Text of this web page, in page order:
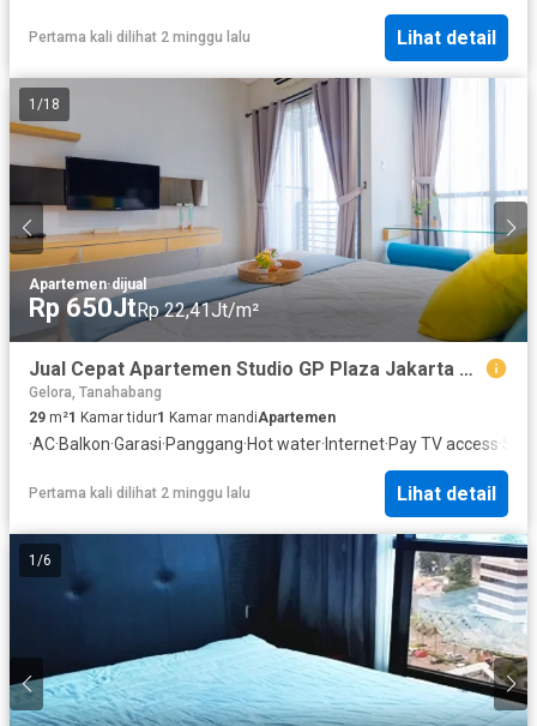
Pertama kali dilihat 2 minggu lalu Lihat detail
1 /18
Apartemen·dijual
Rp 650JtRp 22,41Jt/m²
Jual Cepat Apartemen Studio GP Plaza Jakarta – Siap Huni, Dekat SCBD
Gelora, Tanahabang
29 m²1 Kamar tidur1 Kamar mandiApartemen
·AC·Balkon·Garasi·Panggang·Hot water· Internet·Pay TV access·
Pertama kali dilihat 2 minggu lalu Lihat detail
1 /6